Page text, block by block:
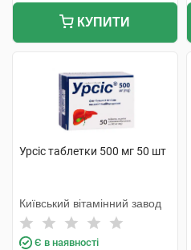
КУПИТИ
Урсіс таблетки 500 мг 50 шт
Київський вітамінний завод
Є в наявності